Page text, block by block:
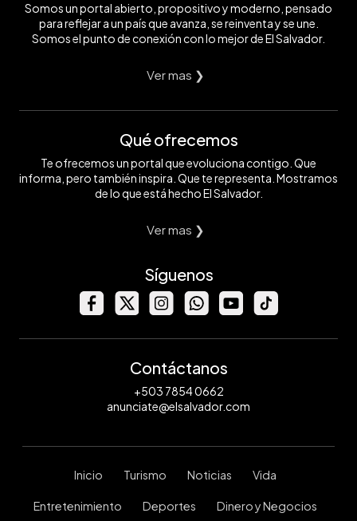
Somos un portal abierto, propositivo y moderno, pensado
para reflejar a un país que avanza, se reinventa y se une.
Somos el punto de conexión con lo mejor de El Salvador.
Ver mas ❯
Qué ofrecemos
Te ofrecemos un portal que evoluciona contigo. Que
informa, pero también inspira. Que te representa. Mostramos
de lo que está hecho El Salvador.
Ver mas ❯
Síguenos
Contáctanos
+503 7854 0662
anunciate@elsalvador.com
Inicio Turismo Noticias Vida
Entretenimiento Deportes Dinero y Negocios